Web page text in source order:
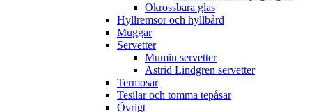
Okrossbara glas
Hyllremsor och hyllbård
Muggar
Servetter
Mumin servetter
Astrid Lindgren servetter
Termosar
Tesilar och tomma tepåsar
Övrigt